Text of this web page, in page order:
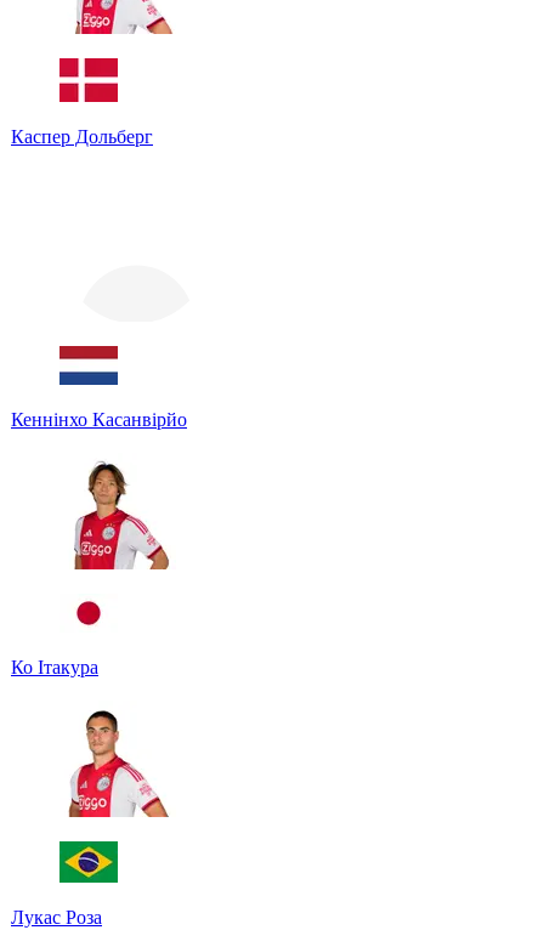
Каспер Дольберг
Кеннінхо Касанвірйо
Ко Ітакура
Лукас Роза